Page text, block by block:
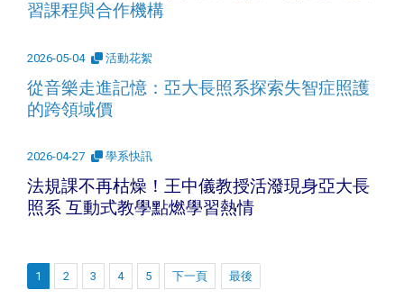
習課程與合作機構
2026-05-04 活動花絮
從音樂走進記憶：亞大長照系探索失智症照護
的跨領域價
2026-04-27 學系快訊
法規課不再枯燥！王中儀教授活潑現身亞大長
照系 互動式教學點燃學習熱情
1 2 3 4 5 下一頁 最後